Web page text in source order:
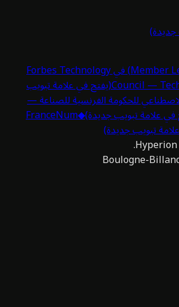
قائد مجموعة (Member Leader) في Forbes Technology
Council —(يفتح في علامة تبويب
للحكومة الفرنسية للصناعة —
تبويب جديدة)◆
FranceNum
تبويب جديدة)